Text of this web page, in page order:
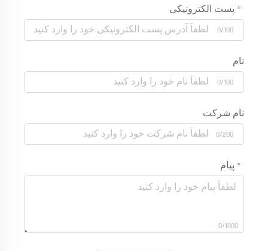
پست الکترونیکی
0/100
نام
0/100
نام شرکت
0/200
پیام
0/1000